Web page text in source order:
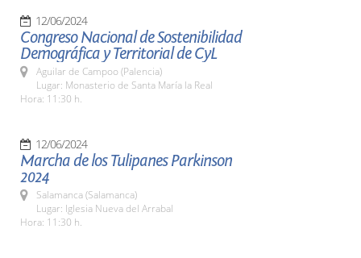
12/06/2024
Congreso Nacional de Sostenibilidad
Demográfica y Territorial de CyL
Aguilar de Campoo (Palencia)
Lugar: Monasterio de Santa María la Real
Hora: 11:30 h.
12/06/2024
Marcha de los Tulipanes Parkinson
2024
Salamanca (Salamanca)
Lugar: Iglesia Nueva del Arrabal
Hora: 11:30 h.